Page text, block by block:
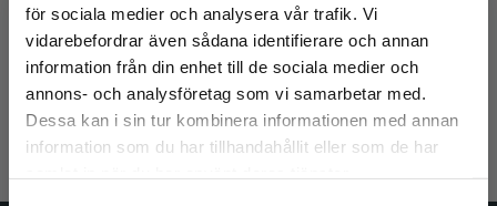
för sociala medier och analysera vår trafik. Vi
vidarebefordrar även sådana identifierare och annan
information från din enhet till de sociala medier och
annons- och analysföretag som vi samarbetar med.
Dessa kan i sin tur kombinera informationen med annan
information som du har tillhandahållit eller som de har
Begränsad fraktregion
Det verkar som att du besöker
studentlitteratur.se via en enhet utanför Sverige.
Psykiatri
Herlofson, Jörgen m.fl. (red.)
722 krinkl. moms
Exkl. moms: 681 kr